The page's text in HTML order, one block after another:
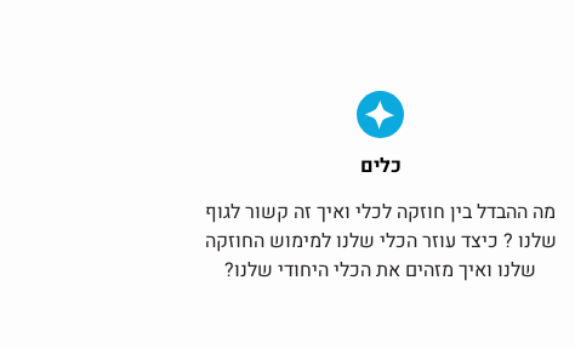
כלים
מה ההבדל בין חוזקה לכלי ואיך זה קשור לגוף
שלנו ? כיצד עוזר הכלי שלנו למימוש החוזקה
שלנו ואיך מזהים את הכלי היחודי שלנו?